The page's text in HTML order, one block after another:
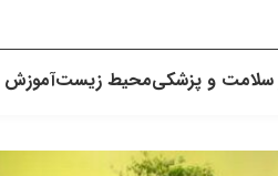
سلامت و پزشکیمحیط زیستآموزش